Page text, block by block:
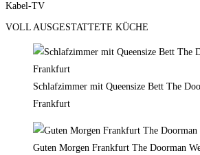
Kabel-TV
VOLL AUSGESTATTETE KÜCHE
Schlafzimmer mit Queensize Bett The
Frankfurt
Guten Morgen Frankfurt The Doorman